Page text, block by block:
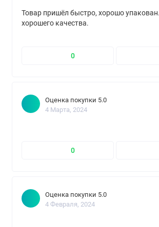
Товар пришёл быстро, хорошо
хорошего качества.
0
Оценка покупки 5.0
4 Марта, 2024
0
Оценка покупки 5.0
4 Февраля, 2024